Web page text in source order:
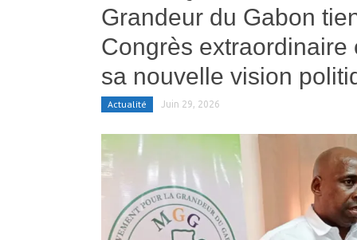
Grandeur du Gabon
Congrès extraordinaire
sa nouvelle vision
Actualité Juin 29, 2026